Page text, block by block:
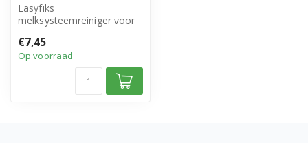
Easyfiks
melksysteemreiniger voor
€7,45
Op voorraad